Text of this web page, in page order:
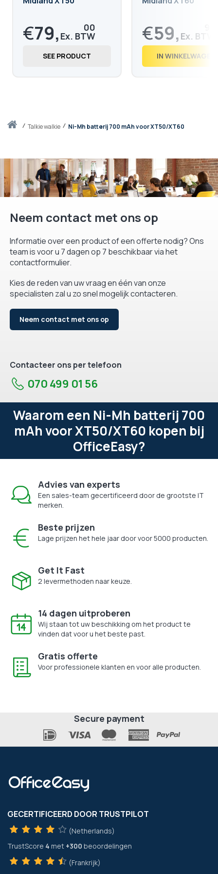
Thuistalkie walkie Ni-Mh batterij 700 mAh voor XT50/XT60
€79, 00
SEE PRODUCT
€59,
€ 72,IN WINKELWAGEN
Neem contact met ons op
Informatie over een product of een offerte nodig? Ons
team is voor u 7 dagen op 7 beschikbaar via het
contactformulier.
Kies de reden van uw vraag en één van onze
specialisten zal u zo snel mogelijk contacteren.
Neem contact met ons op
Contacteer ons per telefoon
070 499 01 56
Waarom een Ni-Mh batterij 700
mAh voor XT50/XT60 kopen bij
OfficeEasy?
Advies van experts
Een sales-team gecertificeerd door de grootste IT
merken.
Beste prijzen
Lage prijzen het hele jaar door voor 5000 producten.
Get It Fast
2 levermethoden naar keuze.
14 dagen uitproberen
Wij staan tot uw beschikking om het product te
vinden dat voor u het beste past.
Gratis offerte
Voor professionele klanten en voor alle producten.
Secure payment
GECERTIFICEERD DOOR TRUSTPILOT
(Netherlands)
TrustScore 4 met +300 beoordelingen
(Frankrijk)